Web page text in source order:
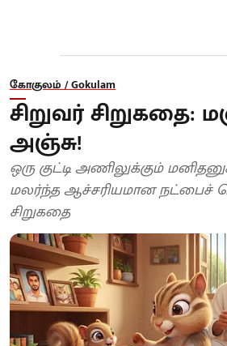
கோகுலம் / Gokulam
சிறுவர் சிறுகதை:
அஞ்சு!
ஒரு குட்டி அணிலுக்கும்
மலர்ந்த ஆச்சரியமான
சிறுகதை